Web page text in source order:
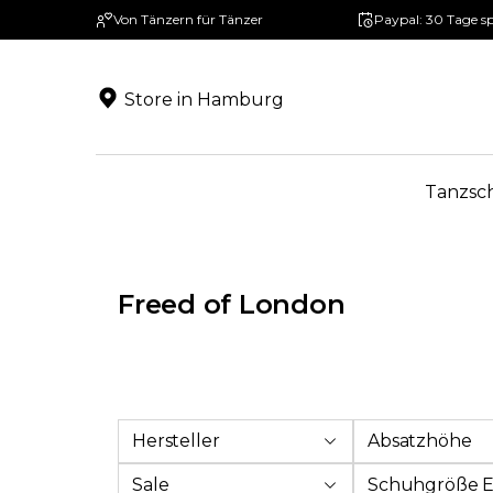
Zur Hauptnavigation springen
Von Tänzern für Tänzer Paypal: 30 Tage
Store in Hamburg
Freed of London
Hersteller Absatzhöhe
Sale Schuhgröße